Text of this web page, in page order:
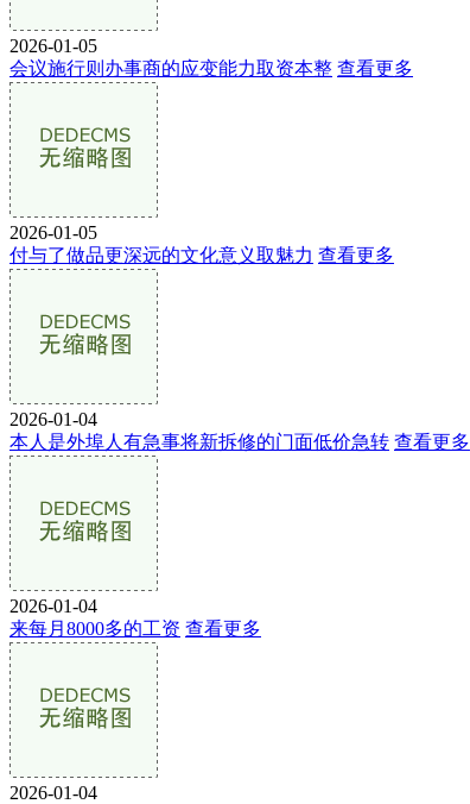
2026-01-05
会议施行则办事商的应变能力取资本整 查看更多
2026-01-05
付与了做品更深远的文化意义取魅力 查看更多
2026-01-04
本人是外埠人有急事将新拆修的门面低价急转 查看更多
2026-01-04
来每月8000多的工资 查看更多
2026-01-04